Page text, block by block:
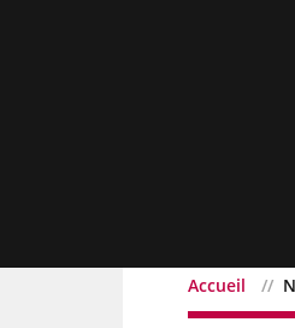
Accueil
Nikon